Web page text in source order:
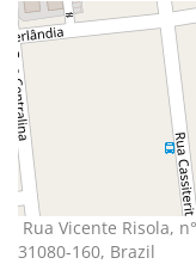
Rua Vicente Risola,
31080-160, Brazil